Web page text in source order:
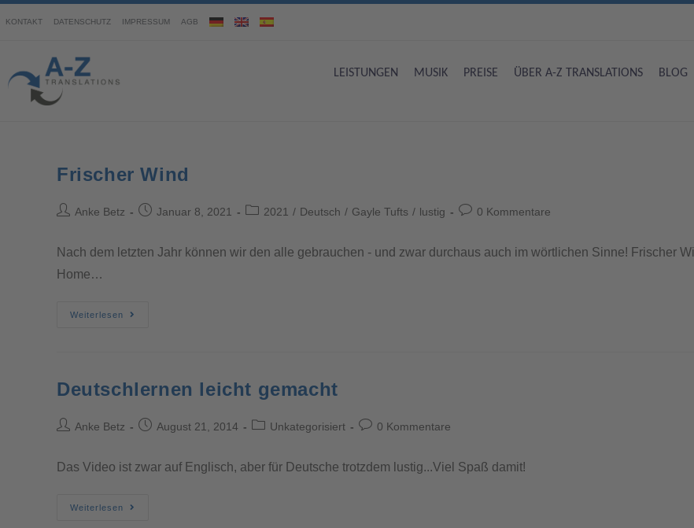
KONTAKT DATENSCHUTZ IMPRESSUM AGB
LEISTUNGEN MUSIK PREISE ÜBER A-Z TRANSLATIONS BLOG
Frischer Wind
Anke Betz Januar 8, 2021 2021 / Deutsch / Gayle Tufts / lustig 0 Kommentare
Nach dem letzten Jahr können wir den alle gebrauchen - und zwar durchaus auch im wörtlichen Sinne! Frischer
Home…
Weiterlesen
Deutschlernen leicht gemacht
Anke Betz August 21, 2014 Unkategorisiert 0 Kommentare
Das Video ist zwar auf Englisch, aber für Deutsche trotzdem lustig...Viel Spaß damit!
Weiterlesen